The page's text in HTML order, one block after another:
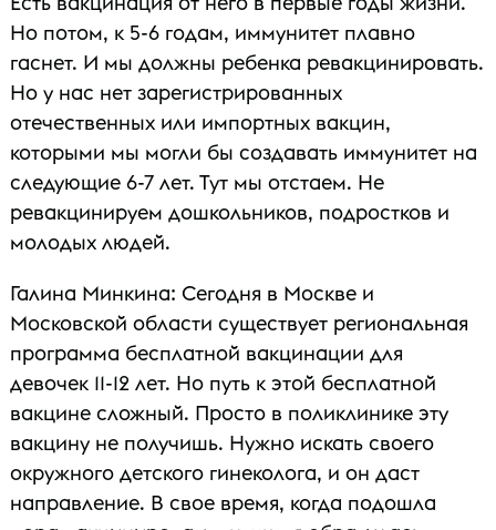
Но потом, к 5-6 годам, иммунитет плавно
гаснет. И мы должны ребенка ревакцинировать.
Но у нас нет зарегистрированных
отечественных или импортных вакцин,
которыми мы могли бы создавать иммунитет на
следующие 6-7 лет. Тут мы отстаем. Не
ревакцинируем дошкольников, подростков и
молодых людей.
Галина Минкина: Сегодня в Москве и
Московской области существует региональная
программа бесплатной вакцинации для
девочек 11-12 лет. Но путь к этой бесплатной
вакцине сложный. Просто в поликлинике эту
вакцину не получишь. Нужно искать своего
окружного детского гинеколога, и он даст
направление. В свое время, когда подошла